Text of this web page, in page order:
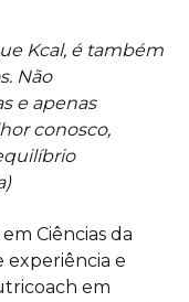
Kcal, é também
Não
e apenas
conosco,
Ciências da
experiência e
em